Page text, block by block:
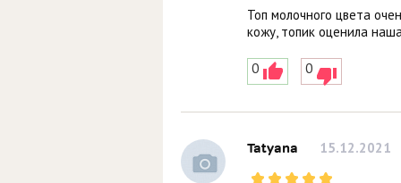
Топ молочного цвета
кожу, топик оценила
0 0
Tatyana 15.12.2021